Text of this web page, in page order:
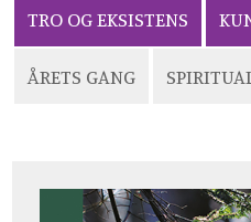
TRO OG EKSISTENS
ÅRETS GANG